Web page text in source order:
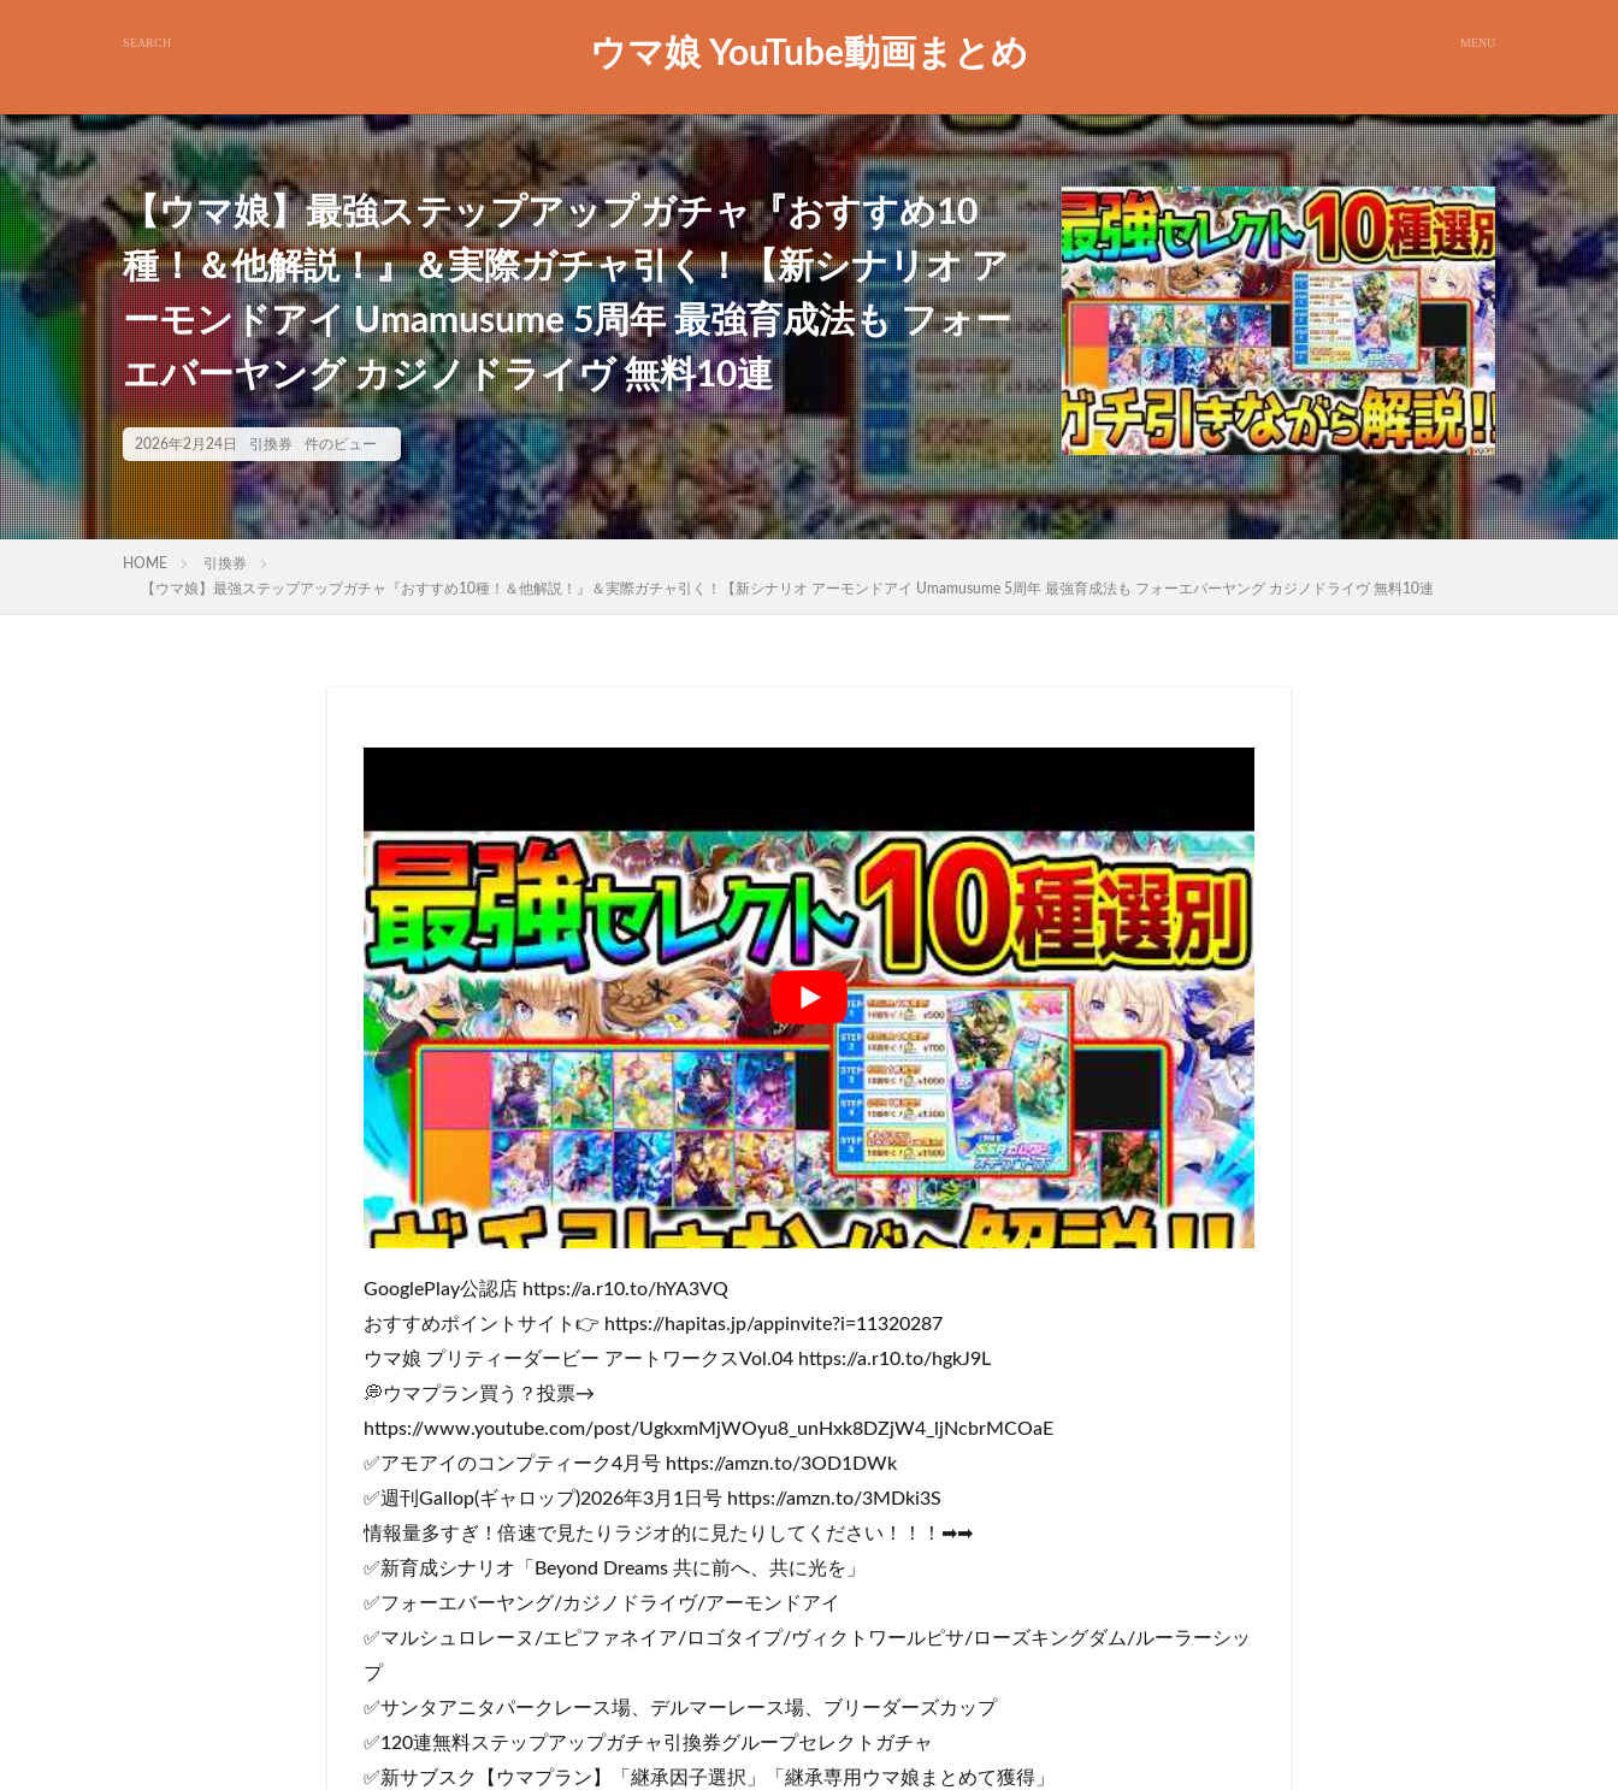
ウマ娘 YouTube動画まとめ
【ウマ娘】最強ステップアップガチャ『おすすめ10
種！＆他解説！』＆実際ガチャ引く！【新シナリオ ア
ーモンドアイ Umamusume 5周年 最強育成法も フォー
エバーヤング カジノドライヴ 無料10連
2026年2月24日 引換券 件のビュー
HOME
引換券
【ウマ娘】最強ステップアップガチャ『おすすめ10種！＆他解説！』＆実際ガチャ引く！【新シナリオ アーモンドアイ Umamusume 5周年 最強育成法も フォーエバーヤング カジノドライヴ 無料10連
GooglePlay公認店 https://a.r10.to/hYA3VQ
おすすめポイントサイト👉 https://hapitas.jp/appinvite?i=11320287
ウマ娘 プリティーダービー アートワークスVol.04 https://a.r10.to/hgkJ9L
💭ウマプラン買う？投票→
https://www.youtube.com/post/UgkxmMjWOyu8_unHxk8DZjW4_ljNcbrMCOaE
✅アモアイのコンプティーク4月号 https://amzn.to/3OD1DWk
✅週刊Gallop(ギャロップ)2026年3月1日号 https://amzn.to/3MDki3S
情報量多すぎ！倍速で見たりラジオ的に見たりしてください！！！➡➡
✅新育成シナリオ「Beyond Dreams 共に前へ、共に光を」
✅フォーエバーヤング/カジノドライヴ/アーモンドアイ
✅マルシュロレーヌ/エピファネイア/ロゴタイプ/ヴィクトワールピサ/ローズキングダム/ルーラーシッ
プ
✅サンタアニタパークレース場、デルマーレース場、ブリーダーズカップ
✅120連無料ステップアップガチャ引換券グループセレクトガチャ
✅新サブスク【ウマプラン】「継承因子選択」「継承専用ウマ娘まとめて獲得」